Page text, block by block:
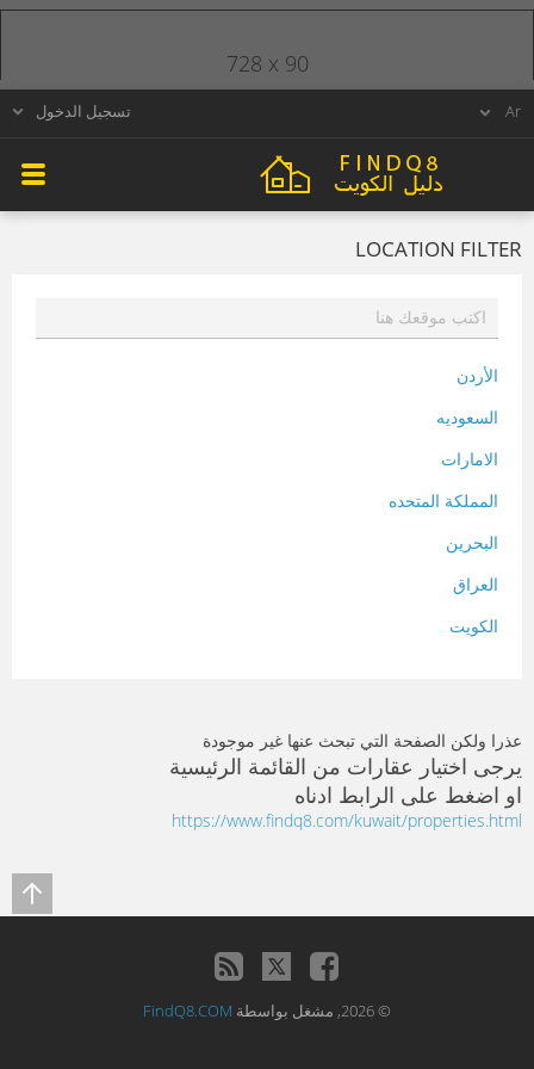
تسجيل الدخول
LOCATION FILTER
الأردن
السعوديه
الامارات
المملكة المتحده
البحرين
العراق
الكويت
سلطنة عمان
فلسطين
قطر
تونس
عذرا ولكن الصفحة التي تبحث عنها غير موجودة
يرجى اختيار عقارات من القائمة الرئيسية
او اضغط على الرابط ادناه
https://www.findq8.com/kuwait/properties.html
728 x 90
© 2026, مشغل بواسطة FindQ8.COM